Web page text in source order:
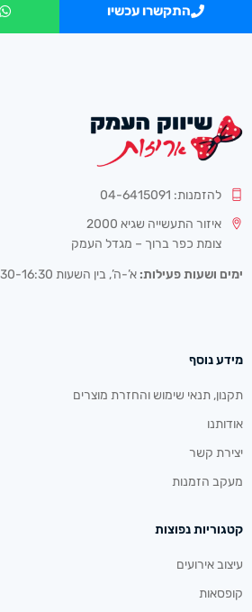
התקשרו עכשיו
להזמנות: 04-6415091
איזור התעשייה שגיא 2000
צומת כפר ברוך – מגדל העמק
ימים ושעות פעילות: א’-ה’, בין השעות 08:30-16:30
מידע נוסף
תקנון, תנאי שימוש והחזרת מוצרים
אודותנו
יצירת קשר
מעקב הזמנות
קטגוריות נפוצות
עיצוב אירועים
קופסאות